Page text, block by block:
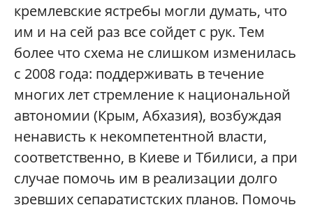
кремлевские ястребы могли думать, что
им и на сей раз все сойдет с рук. Тем
более что схема не слишком изменилась
с 2008 года: поддерживать в течение
многих лет стремление к национальной
автономии (Крым, Абхазия), возбуждая
ненависть к некомпетентной власти,
соответственно, в Киеве и Тбилиси, а при
случае помочь им в реализации долго
зревших сепаратистских планов. Помочь